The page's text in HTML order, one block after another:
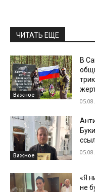
ЧИТАТЬ ЕЩЕ
Важное
В
Важное
«Я
не